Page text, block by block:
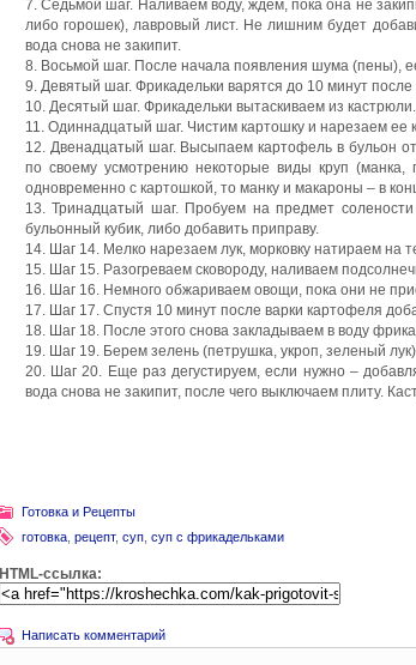
Седьмой шаг. Наливаем воду, ждем, пока она не
либо горошек), лавровый лист. Не лишним будет
вода снова не закипит.
Восьмой шаг. После начала появления шума (пены),
Девятый шаг. Фрикадельки варятся до 10 минут
Десятый шаг. Фрикадельки вытаскиваем из кастрюли.
Одиннадцатый шаг. Чистим картошку и нарезаем ее
Двенадцатый шаг. Высыпаем картофель в бульон
по своему усмотрению некоторые виды круп (манка,
одновременно с картошкой, то манку и макароны – в
Тринадцатый шаг. Пробуем на предмет
бульонный кубик, либо добавить приправу.
Шаг 14. Мелко нарезаем лук, морковку натираем на
Шаг 15. Разогреваем сковороду, наливаем
Шаг 16. Немного обжариваем овощи, пока они не
Шаг 17. Спустя 10 минут после варки картофеля
Шаг 18. После этого снова закладываем в воду
Шаг 19. Берем зелень (петрушка, укроп, зеленый
Шаг 20. Еще раз дегустируем, если нужно –
вода снова не закипит, после чего выключаем плиту.
Готовка и Рецепты
готовка рецепт, суп суп с фрикадельками
HTML-ссылка:
Написать комментарий